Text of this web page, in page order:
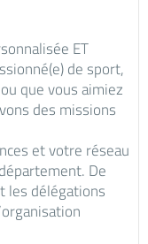
ET
de sport,
que vous aimiez
des missions
et votre réseau
De
les délégations